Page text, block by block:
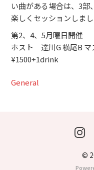
い曲がある場合は、3部
楽しくセッションしま
第2、4、5月曜日開催
ホスト 達川G 横尾B マ
¥1500+1drink
General
©